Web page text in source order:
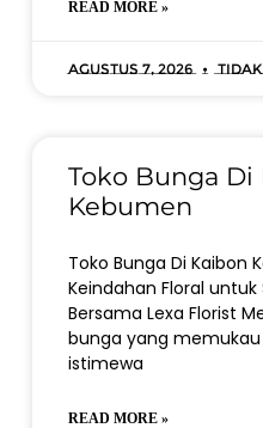
READ MORE »
Agustus 7, 2026
Toko Bunga Di
Kebumen
Toko Bunga Di Kaibon
Keindahan Floral
Bersama Lexa Florist
bunga yang
istimewa
READ MORE »